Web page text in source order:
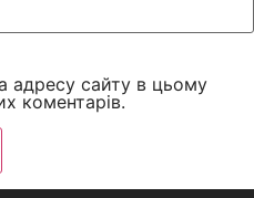
адресу сайту в цьому
коментарів.